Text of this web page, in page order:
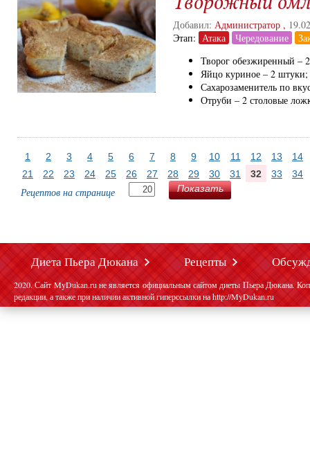
Добавил: Администратор ,
Этап: Атака Чередование
Творог обезжиренный –
Яйцо куриное – 2 штуки;
Сахарозаменитель по
Отруби – 2 столовые
1 2 3 4 5 6 7 8 9 10 11 12 13
14
21
22 23 24 25 26 27 28 29 30 31 32 33 34
Рецептов на странице Показать
Диета Пьера Дюкана Рецепты
2020. Сайт MyDukan.ru не является официальным сайтом диеты Пьера Дюкана.
редакции, а также при наличии активной гиперссылки на http://MyDukan.ru